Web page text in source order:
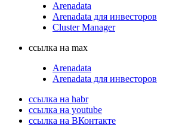
Arenadata
Arenadata для инвесторов
Cluster Manager
ссылка на max
Arenadata
Arenadata для инвесторов
ссылка на habr
ссылка на youtube
ссылка на ВКонтакте